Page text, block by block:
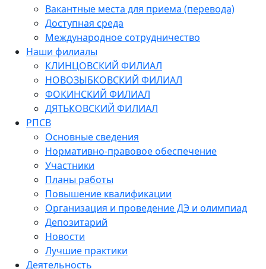
Вакантные места для приема (перевода)
Доступная среда
Международное сотрудничество
Наши филиалы
КЛИНЦОВСКИЙ ФИЛИАЛ
НОВОЗЫБКОВСКИЙ ФИЛИАЛ
ФОКИНСКИЙ ФИЛИАЛ
ДЯТЬКОВСКИЙ ФИЛИАЛ
РПСВ
Основные сведения
Нормативно-правовое обеспечение
Участники
Планы работы
Повышение квалификации
Организация и проведение ДЭ и олимпиад
Депозитарий
Новости
Лучшие практики
Деятельность